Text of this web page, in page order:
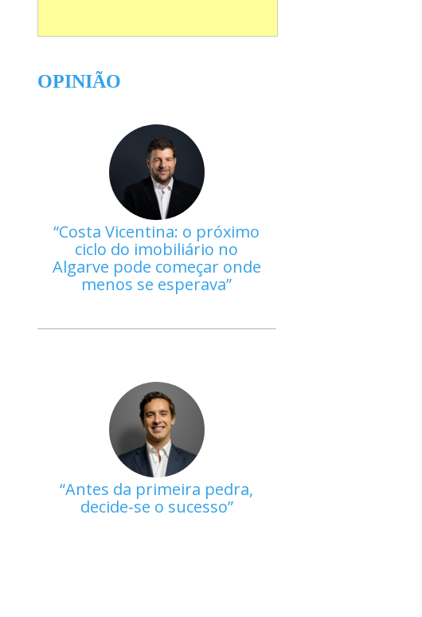
OPINIÃO
Costa Vicentina: o próximo
ciclo do imobiliário no
Algarve pode começar onde
menos se esperava
Antes da primeira pedra,
decide-se o sucesso